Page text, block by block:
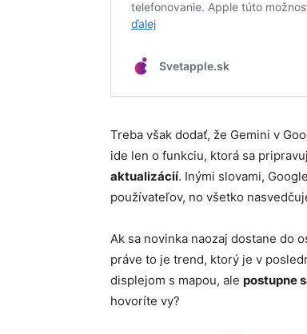
Treba však dodať, že Gemini v
ide len o funkciu, ktorá sa
aktualizácií. Inými slovami,
používateľov, no všetko
Ak sa novinka naozaj dostane do
práve to je trend, ktorý je v
displejom s mapou, ale postupne
hovoríte vy?